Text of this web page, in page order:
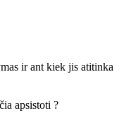
ir ant kiek jis atitinka
apsistoti ?